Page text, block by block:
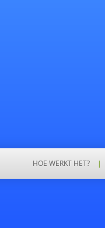
HOE WERKT HET? |